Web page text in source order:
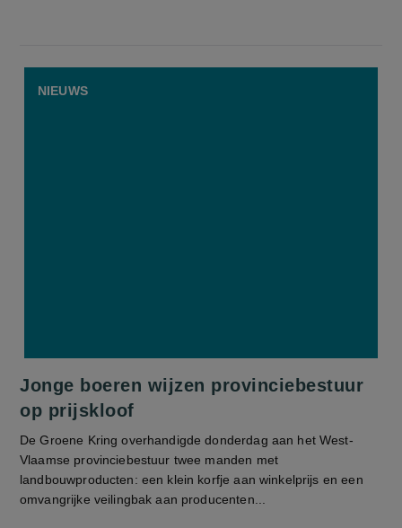
Jonge boeren wijzen provinciebestuur
op prijskloof
De Groene Kring overhandigde donderdag aan het West-
Vlaamse provinciebestuur twee manden met
landbouwproducten: een klein korfje aan winkelprijs en een
omvangrijke veilingbak aan producenten...
NIEUWS